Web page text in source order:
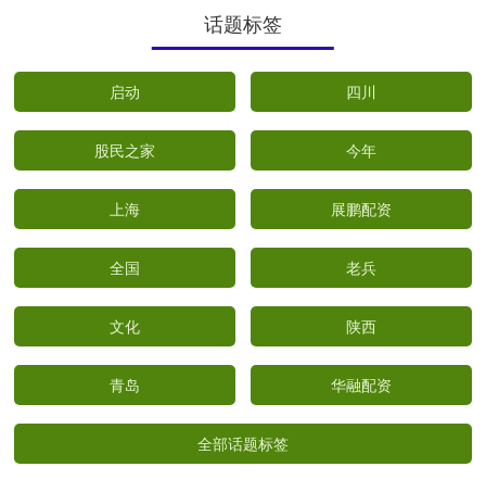
话题标签
启动 四川
股民之家 今年
上海 展鹏配资
全国 老兵
文化 陕西
青岛 华融配资
全部话题标签